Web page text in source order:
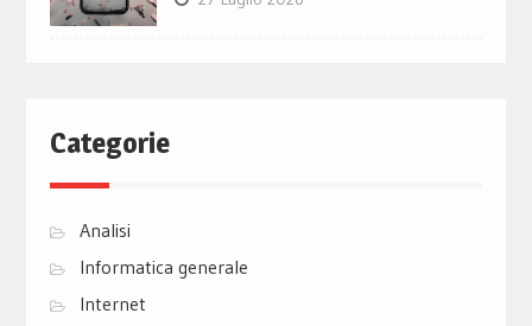
Categorie
Analisi
Informatica generale
Internet